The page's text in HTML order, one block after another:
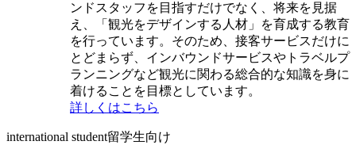
ンドスタッフを目指すだけでなく、将来を見据
え、「観光をデザインする人材」を育成する教育
を行っています。そのため、接客サービスだけに
とどまらず、インバウンドサービスやトラベルプ
ランニングなど観光に関わる総合的な知識を身に
着けることを目標としています。
詳しくはこちら
international student留学生向け